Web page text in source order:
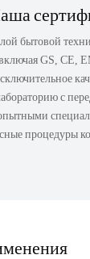
бытовой
GS, CE,
с
процедуры